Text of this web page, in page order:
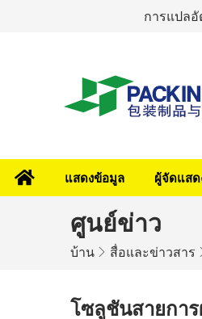
การแปลอั
แสดงข้อมูล ผู้จัดแสด
ศูนย์ข่าว
บ้าน สื่อและข่าวสาร
โซลูชันสายกา